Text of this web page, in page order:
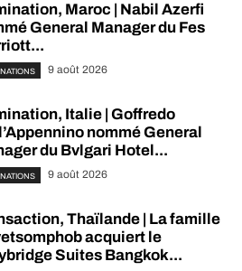
Maroc | Nabil Azerfi
General Manager du Fes
9 août 2026
Italie | Goffredo
nommé General
du Bvlgari Hotel...
9 août 2026
Thaïlande | La famille
acquiert le
Suites Bangkok...